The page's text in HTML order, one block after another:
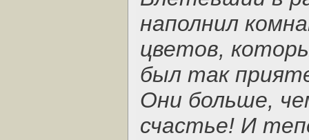
наполнил
цветов,
был так
Они больше,
счастье! И